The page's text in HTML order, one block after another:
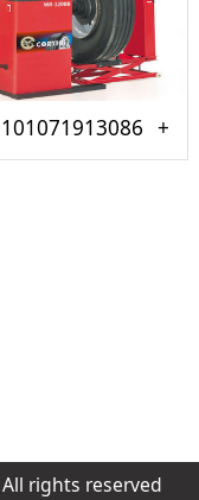
rights reserved